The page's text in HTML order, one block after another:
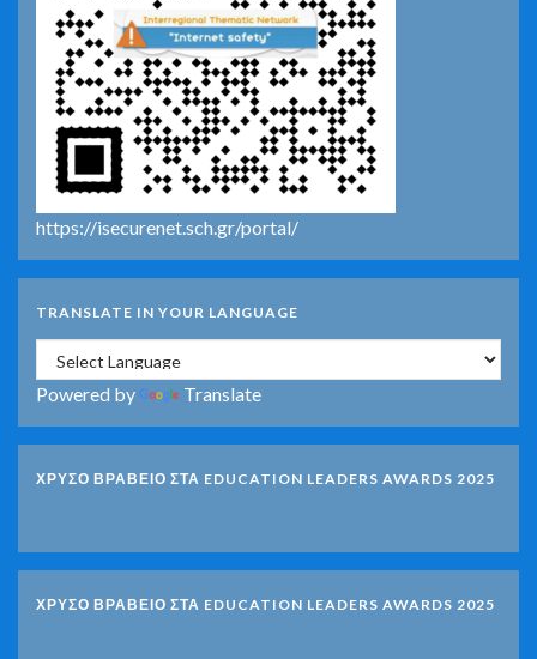
https://isecurenet.sch.gr/portal/
TRANSLATE IN YOUR LANGUAGE
Powered by Translate
ΧΡΥΣΟ ΒΡΑΒΕΙΟ ΣΤΑ EDUCATION LEADERS AWARDS 2025
ΧΡΥΣΟ ΒΡΑΒΕΙΟ ΣΤΑ EDUCATION LEADERS AWARDS 2025